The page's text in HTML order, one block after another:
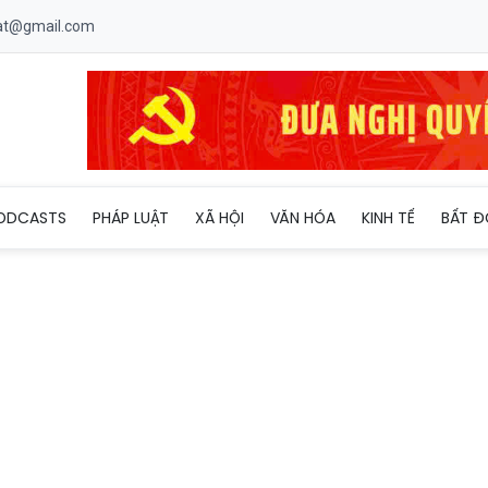
PHÁP LUẬT XÃ HỘI VĂN HÓA KINH TẾ BẤT